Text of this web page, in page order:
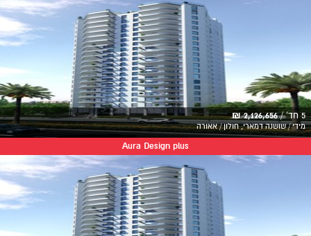
5 חד' / 2,126,656 ₪
מידי / שושנה דמארי, חולון / אאורה
Aura Design plus